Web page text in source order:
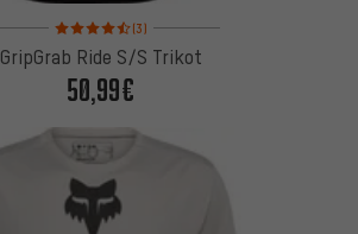
Bewertungen: 4,5 von 5 basierend auf 3
(3)
GripGrab Ride S/S Trikot
50,99€